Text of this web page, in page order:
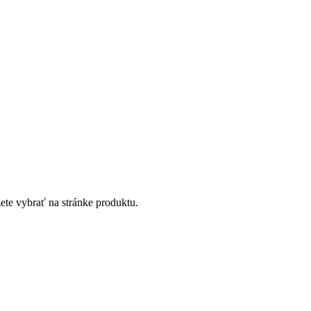
vybrať na stránke produktu.